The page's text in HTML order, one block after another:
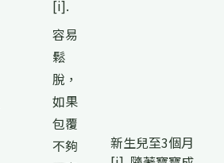
[i].
容易
鬆
脫，
如果
包覆
不夠
新生兒至3個月